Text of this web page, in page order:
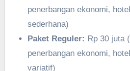
penerbangan ekonomi,
sederhana)
Paket Reguler: Rp 30 juta
penerbangan ekonomi,
variatif)